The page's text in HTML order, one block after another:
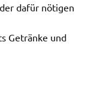
dafür nötigen
Getränke und